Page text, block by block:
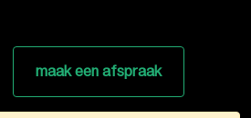
maak een afspraak